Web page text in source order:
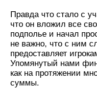
Правда что стало с
что он вложил все
подполье и начал
не важно, что с ним
предоставляет
Упомянутый нами
как на протяжении
суммы.